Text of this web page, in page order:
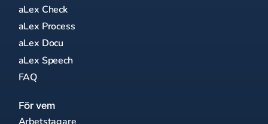
aLex Check
aLex Process
aLex Docu
aLex Speech
FAQ
För vem